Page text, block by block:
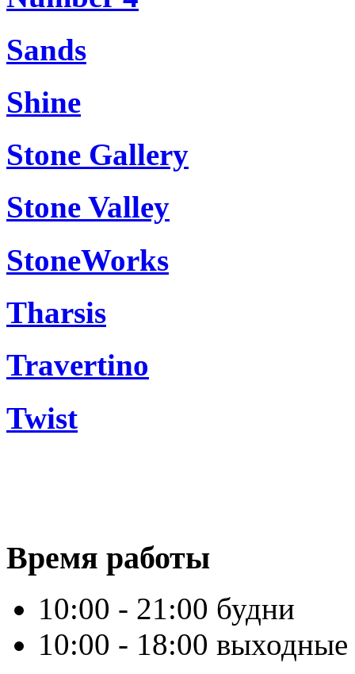
Sands
Shine
Stone Gallery
Stone Valley
StoneWorks
Tharsis
Travertino
Twist
Время работы
10:00 - 21:00 будни
10:00 - 18:00 выходные